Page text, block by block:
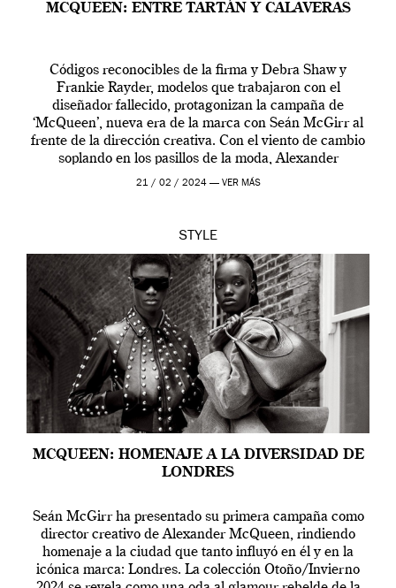
MCQUEEN: ENTRE TARTÁN Y CALAVERAS
Códigos reconocibles de la firma y Debra Shaw y
Frankie Rayder, modelos que trabajaron con el
diseñador fallecido, protagonizan la campaña de
‘McQueen’, nueva era de la marca con Seán McGirr al
frente de la dirección creativa. Con el viento de cambio
soplando en los pasillos de la moda, Alexander
McQueen se prepara para una […]
21 / 02 / 2024 — VER MÁS
STYLE
MCQUEEN: HOMENAJE A LA DIVERSIDAD DE
LONDRES
Seán McGirr ha presentado su primera campaña como
director creativo de Alexander McQueen, rindiendo
homenaje a la ciudad que tanto influyó en él y en la
icónica marca: Londres. La colección Otoño/Invierno